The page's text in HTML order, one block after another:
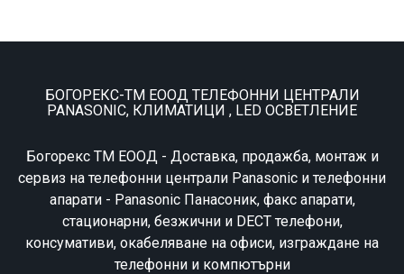
БОГОРЕКС-ТМ ЕООД ТЕЛЕФОННИ ЦЕНТРАЛИ
PANASONIC, КЛИМАТИЦИ , LED ОСВЕТЛЕНИЕ
Богорекс ТМ ЕООД - Доставка, продажба, монтаж и
сервиз на телефонни централи Panasonic и телефонни
апарати - Panasonic Панасоник, факс апарати,
стационарни, безжични и DECT телефони,
консумативи, окабеляване на офиси, изграждане на
телефонни и компютърни